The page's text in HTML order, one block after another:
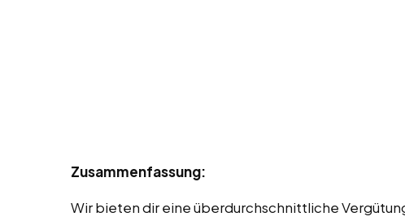
Zusammenfassung:
Wir bieten dir eine überdurchschnittliche